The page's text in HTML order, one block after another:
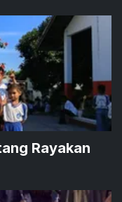
Rayakan